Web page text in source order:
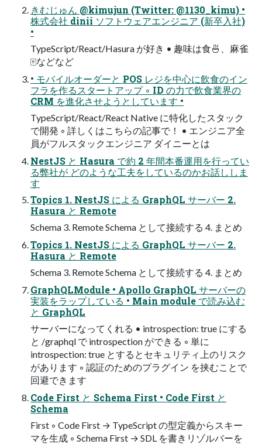
きむじゅん @kimujun (Twitter: @1130_kimu) •
株式会社 dinii ソフトウェアエンジニア (新卒入社)
•
TypeScript/React/Hasura が好き • 趣味は食🍜、麻雀
🀄などなど
• モバイルオーダーと POS レジを中心に飲食のイン
フラを作るスタートアップ ◦ ID の力で飲食業界の
CRM を進化させようとしています •
TypeScript/React/React Native に特化したスタック
で開発 ◦ 詳しくはこちらの記事で！ • エンジニア全
員がフルスタックエンジニア ダイニーとは
NestJS と Hasura で約 2 年間本番運用を行ってい
る弊社が どのような工夫をしているのかお話ししま
す
Topics 1. NestJS による GraphQL サーバー 2.
Hasura と Remote
Schema 3. Remote Schema として接続する 4. まとめ
Topics 1. NestJS による GraphQL サーバー 2.
Hasura と Remote
Schema 3. Remote Schema として接続する 4. まとめ
GraphQLModule • Apollo GraphQL サーバーの
実装をラップしている • Main module で読み込む
と GraphQL
サーバーになってくれる • introspection: true にする
と /graphql で introspection ができる ◦ 単に
introspection: true とするとセキュリティ上のリスク
があります ◦ 認証のためのプラグイン を挟むことで
回避できます
Code First と Schema First • Code First と
Schema
First ◦ Code First → TypeScript の型定義からスキー
マを生成 ◦ Schema First → SDL を書きリゾルバーを